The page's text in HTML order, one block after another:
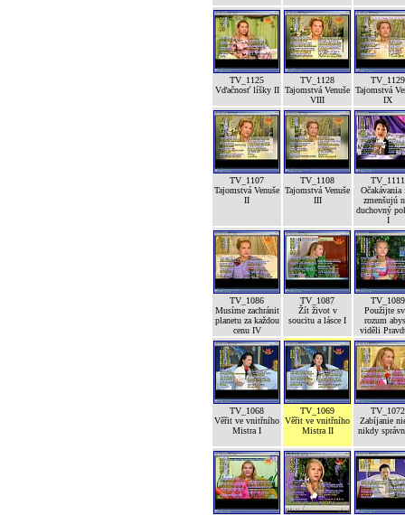
TV_1125
Vďačnosť líšky II
TV_1128
Tajomstvá Venuše
VIII
TV_1129
Tajomstvá
IX
TV_1107
Tajomstvá Venuše
II
TV_1108
Tajomstvá Venuše
III
TV_1111
Očakávania
zmenšujú
duchovný
I
TV_1086
Musíme zachránit
planetu za každou
cenu IV
TV_1087
Žít život v
soucitu a lásce I
TV_1089
Použijte
rozum
viděli
TV_1068
Věřit ve vnitřního
Mistra I
TV_1069
Věřit ve vnitřního
Mistra II
TV_1072
Zabíjanie
nikdy